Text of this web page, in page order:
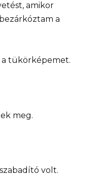
amikor
a
a tükörképemet.
meg.
volt.